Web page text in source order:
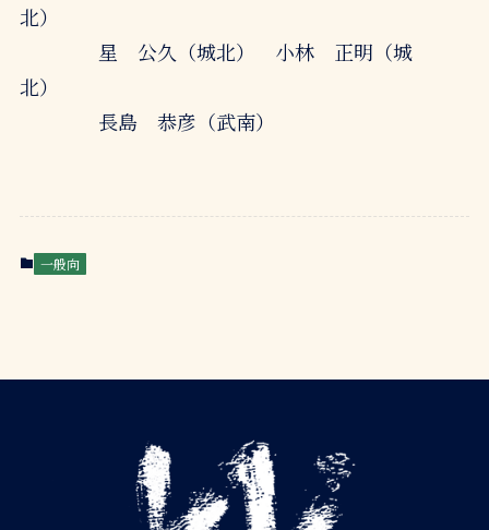
北）
星 公久（城北） 小林 正明（城
北）
長島 恭彦（武南）
一般向